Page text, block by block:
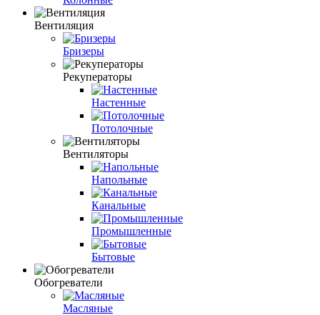
Вентиляция
Бризеры
Рекуператоры
Настенные
Потолочные
Вентиляторы
Напольные
Канальные
Промышленные
Бытовые
Обогреватели
Масляные